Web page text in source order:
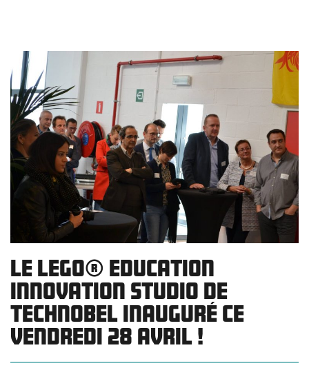
Le LEGO® Education
Innovation Studio de
Technobel inauguré ce
vendredi 28 avril !